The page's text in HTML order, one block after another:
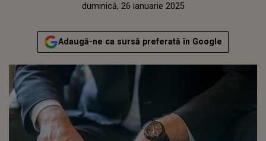
vineri, 26 ianuarie 2024Actualizat:
duminică, 26 ianuarie 2025
Adaugă-ne ca sursă preferată în Google